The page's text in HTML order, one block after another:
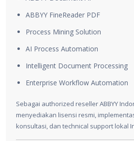
ABBYY FineReader PDF
Process Mining Solution
AI Process Automation
Intelligent Document Processing
Enterprise Workflow Automation
Sebagai authorized reseller ABBYY
menyediakan lisensi resmi,
konsultasi, dan technical support lokal